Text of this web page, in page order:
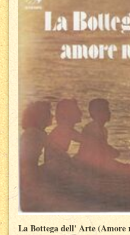
La Bottega dell' Arte